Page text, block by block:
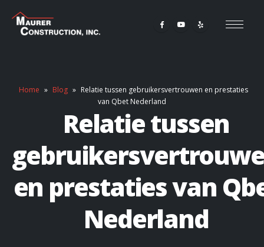
Home » Blog » Relatie tussen gebruikersvertrouwen en prestaties
van Qbet Nederland
Relatie tussen
en prestaties van
Nederland